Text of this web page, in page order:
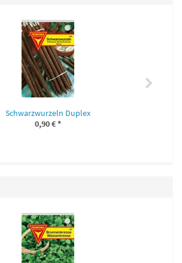
Schwarzwurzeln Duplex
0,90 €*